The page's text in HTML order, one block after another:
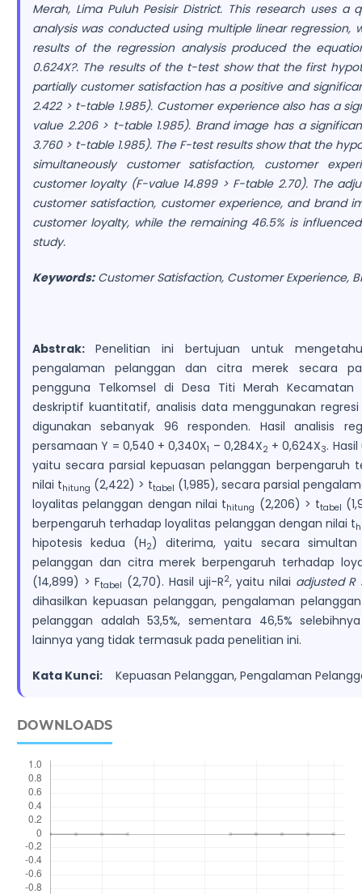
Merah, Lima Puluh Pesisir District. This research uses
analysis was conducted using multiple linear regression,
results of the regression analysis produced the
0.624X?. The results of the t-test show that the first
partially customer satisfaction has a positive and
2.422 > t-table 1.985). Customer experience also has a
value 2.206 > t-table 1.985). Brand image has a
3.760 > t-table 1.985). The F-test results show that the
simultaneously customer satisfaction, customer
customer loyalty (F-value 14.899 > F-table 2.70). The
customer satisfaction, customer experience, and brand
customer loyalty, while the remaining 46.5% is
study.
Keywords:Customer Satisfaction, Customer Experience,
Abstrak: Penelitian ini bertujuan untuk
pengalaman pelanggan dan citra merek secara
pengguna Telkomsel di Desa Titi Merah Kecamatan
deskriptif kuantitatif, analisis data menggunakan
digunakan sebanyak 96 responden. Hasil analisis
persamaan Y = 0,540 + 0,340X1 – 0,284X2 + 0,624X3.
yaitu secara parsial kepuasan pelanggan berpengaruh
nilai thitung (2,422) > ttabel (1,985), secara parsial
loyalitas pelanggan dengan nilai thitung (2,206) > ttabel
berpengaruh terhadap loyalitas pelanggan dengan nilai t
hipotesis kedua (H2) diterima, yaitu secara simultan
pelanggan dan citra merek berpengaruh terhadap
(14,899) > Ftabel (2,70). Hasil uji-R2, yaitu nilai adjusted R
dihasilkan kepuasan pelanggan, pengalaman
pelanggan adalah 53,5%, sementara 46,5%
lainnya yang tidak termasuk pada penelitian ini.
Kata Kunci:Kepuasan Pelanggan, Pengalaman
DOWNLOADS